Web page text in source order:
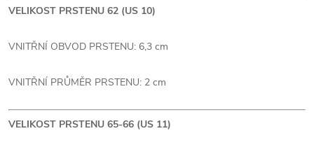
VELIKOST PRSTENU 62 (US 10)
VNITŘNÍ OBVOD PRSTENU: 6,3 cm
VNITŘNÍ PRŮMĚR PRSTENU: 2 cm
VELIKOST PRSTENU 65-66 (US 11)